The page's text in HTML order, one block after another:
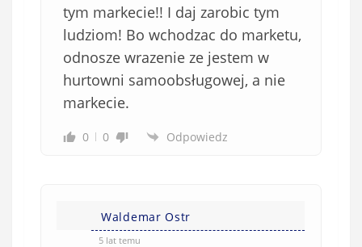
tym markecie!! I daj zarobic tym
ludziom! Bo wchodzac do marketu,
odnosze wrazenie ze jestem w
hurtowni samoobsługowej, a nie
markecie.
0 0 Odpowiedz
Waldemar Ostr
5 lat temu